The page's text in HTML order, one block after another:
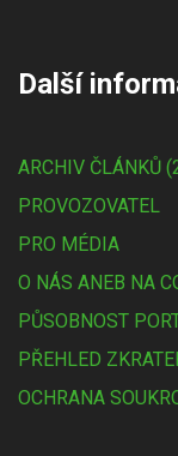
Další
ARCHIV ČLÁNKŮ
PROVOZOVATEL
PRO MÉDIA
O NÁS ANEB NA
PŮSOBNOST
PŘEHLED
OCHRANA